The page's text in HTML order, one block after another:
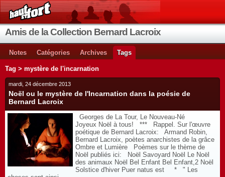
Amis de la Collection Bernard Lacroix
Notes Catégories Archives Tags
Tag > mystère de l'incarnation
mardi, 24 décembre 2013
Noël ou le mystère de l'Incarnation dans la poésie de
Bernard Lacroix
Georges de La Tour, Le Nouveau-Né
Joyeux Noël à tous! *** Rappel. Sur l'œuvre
poétique de Bernard Lacroix: Armand Robin,
Bernard Lacroix, poètes anarchistes de la grâce
Ombre et Lumière Poèmes sur le thème de
Noël publiés ici: Noël Savoyard Noël Le Noël
des animaux Noël Bel Enfant Bel Enfant,2 Noël
Solstice d'hiver Puer natus est * " Les